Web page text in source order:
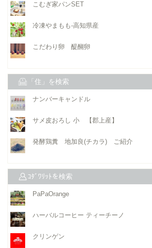
こむぎ家パンSET
冷凍やまもも-高知県産
こだわり卵 醍醐卵
「住」を検索
ナンバーキャンドル
サメ皮おろし 小 【郡上産】
発酵鶏糞 地加良(チカラ) ご紹介
ｺﾀﾞﾜﾘｯﾄを検索
PaPaOrange
ハーバルコーヒー ティーチーノ
クリンゲン